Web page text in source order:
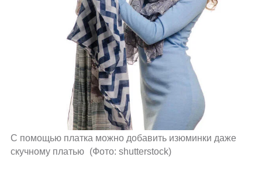
С помощью платка можно добавить изюминки даже
скучному платью (Фото: shutterstock)